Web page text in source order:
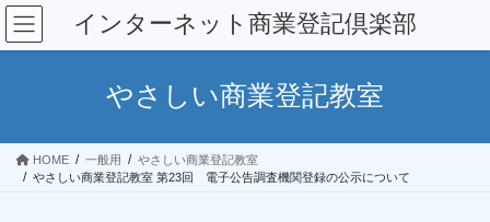
コ
ン
テ
ス
ナ
ビ
ゲ
ン
インターネット商業登記倶楽部
やさしい商業登記教室
HOME 一般用
やさしい商業登記教室
やさしい商業登記教室 第23回 電子公告調査機関登録の公示について